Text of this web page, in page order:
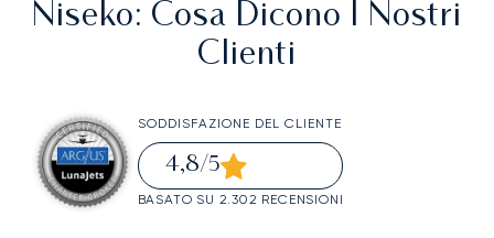
Niseko: Cosa Dicono I Nostri
Clienti
SODDISFAZIONE DEL CLIENTE
4,8/5
BASATO SU 2.302 RECENSIONI